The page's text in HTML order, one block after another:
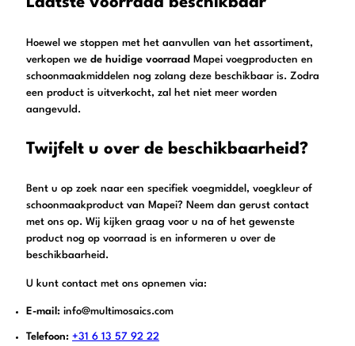
Hoewel we stoppen met het aanvullen van het assortiment,
verkopen we de huidige voorraad
Mapei voegproducten en
schoonmaakmiddelen nog zolang deze beschikbaar is. Zodra
een product is uitverkocht, zal het niet meer worden
aangevuld.
Twijfelt u over de beschikbaarheid?
Bent u op zoek naar een specifiek voegmiddel, voegkleur of
schoonmaakproduct van Mapei? Neem dan gerust contact
met ons op. Wij kijken graag voor u na of het gewenste
product nog op voorraad is en informeren u over de
beschikbaarheid.
U kunt contact met ons opnemen via:
E-mail: info@multimosaics.com
Telefoon: +31 6 13 57 92 22